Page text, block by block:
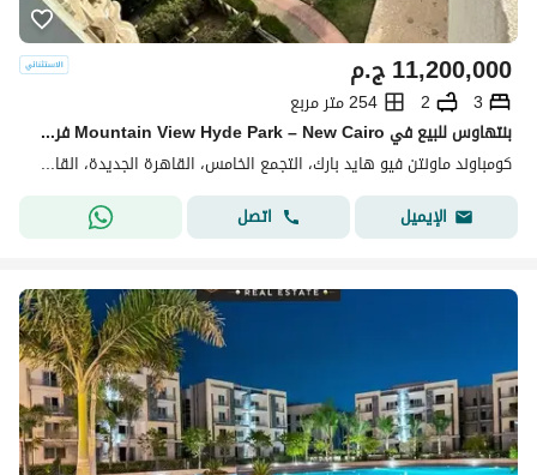
ج.م11,200,000
3
2
254 متر مربع
بنتهاوس للبيع في Mountain View Hyde Park – New Cairo فرصة مميزة لامتلاك بنتهاوس بمساحة داخلية مريحة بالإضافة إلى روف خاص بمساحة 90 متر، داخل واحد
كومباوند ماونتن فيو هايد بارك، التجمع الخامس، القاهرة الجديدة، القاهرة
الإيميل
اتصل